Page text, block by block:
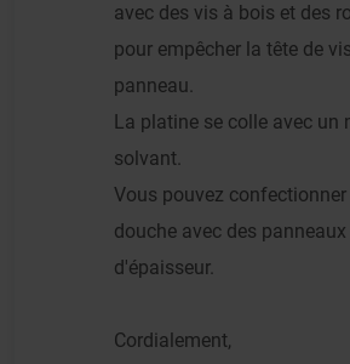
avec des vis à bois et des
pour empêcher la tête de
panneau.
La platine se colle avec un
solvant.
Vous pouvez confectionner
douche avec des
d'épaisseur.
Cordialement,